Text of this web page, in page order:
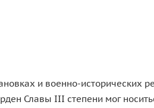
и военно-исторических
Славы III степени мог